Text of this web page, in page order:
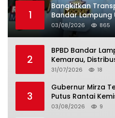
1
Bangkitkan
Bandar Lampung
03/08/2026 865
2
BPBD Bandar
Kemarau,
31/07/2026 18
3
Gubernur Mirza
Putus Rantai
03/08/2026 9